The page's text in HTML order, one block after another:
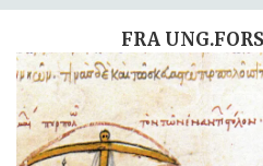
FRA